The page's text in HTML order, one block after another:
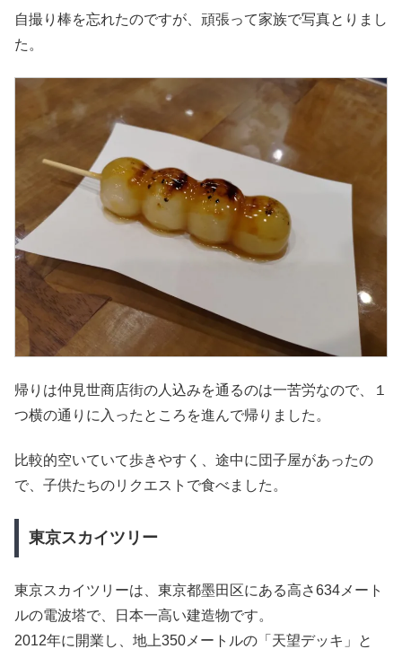
自撮り棒を忘れたのですが、頑張って家族で写真とりまし
た。
帰りは仲見世商店街の人込みを通るのは一苦労なので、１
つ横の通りに入ったところを進んで帰りました。
比較的空いていて歩きやすく、途中に団子屋があったの
で、子供たちのリクエストで食べました。
東京スカイツリー
東京スカイツリーは、東京都墨田区にある高さ634メート
ルの電波塔で、日本一高い建造物です。
2012年に開業し、地上350メートルの「天望デッキ」と